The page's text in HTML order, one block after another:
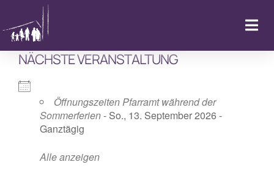
Inhalt
springen
Kalender & Aktuelles
NÄCHSTE VERANSTALTUNG
Öffnungszeiten Pfarramt während der
Sommerferien- So., 13. September 2026 -
Ganztägig
Alle anzeigen